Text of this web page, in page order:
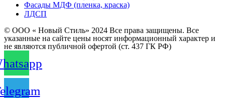
Фасады МДФ (пленка, краска)
ЛДСП
© ООО « Новый Стиль» 2024 Все права защищены. Все
указанные на сайте цены носят информационный характер и
не являются публичной офертой (ст. 437 ГК РФ)